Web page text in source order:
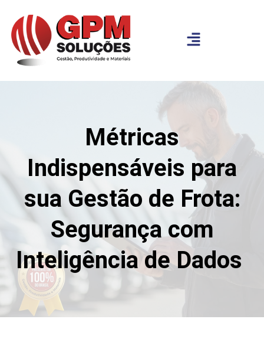
Métricas
Indispensáveis para
sua Gestão de Frota:
Segurança com
Inteligência de Dados